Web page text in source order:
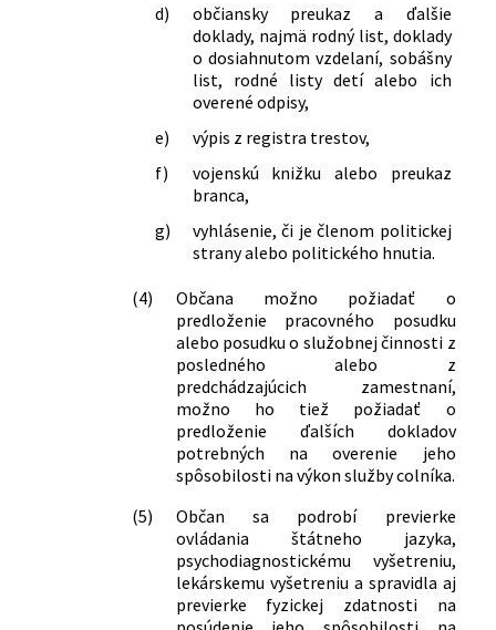
d)
občiansky preukaz a ďalšie
doklady, najmä rodný list, doklady
o dosiahnutom vzdelaní, sobášny
list, rodné listy detí alebo ich
overené odpisy,
e)
výpis z registra trestov,
f)
vojenskú knižku alebo preukaz
branca,
g)
vyhlásenie, či je členom politickej
strany alebo politického hnutia.
(4)
Občana možno požiadať o
predloženie pracovného posudku
alebo posudku o služobnej činnosti z
posledného alebo z
predchádzajúcich zamestnaní,
možno ho tiež požiadať o
predloženie ďalších dokladov
potrebných na overenie jeho
spôsobilosti na výkon služby colníka.
(5)
Občan sa podrobí previerke
ovládania štátneho jazyka,
psychodiagnostickému vyšetreniu,
lekárskemu vyšetreniu a spravidla aj
previerke fyzickej zdatnosti na